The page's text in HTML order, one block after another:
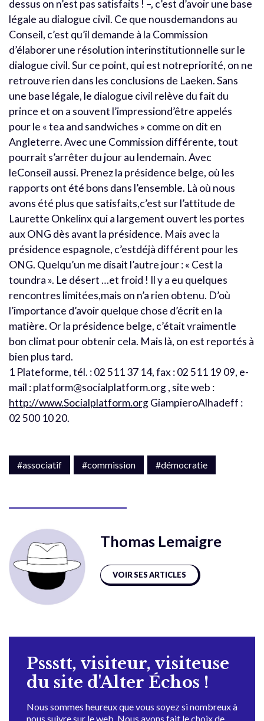
dessus on n’est pas satisfaits ! –, c’est d’avoir une base
légale au dialogue civil. Ce que nousdemandons au
Conseil, c’est qu’il demande à la Commission
d’élaborer une résolution interinstitutionnelle sur le
dialogue civil. Sur ce point, qui est notrepriorité, on ne
retrouve rien dans les conclusions de Laeken. Sans
une base légale, le dialogue civil relève du fait du
prince et on a souvent l’impressiond’être appelés
pour le « tea and sandwiches » comme on dit en
Angleterre. Avec une Commission différente, tout
pourrait s’arrêter du jour au lendemain. Avec
leConseil aussi. Prenez la présidence belge, où les
rapports ont été bons dans l’ensemble. Là où nous
avons été plus que satisfaits,c’est sur l’attitude de
Laurette Onkelinx qui a largement ouvert les portes
aux ONG dès avant la présidence. Mais avec la
présidence espagnole, c’estdéjà différent pour les
ONG. Quelqu’un me disait l’autre jour : « Cest la
toundra ». Le désert …et froid ! Il y a eu quelques
rencontres limitées,mais on n’a rien obtenu. D’où
l’importance d’avoir quelque chose d’écrit en la
matière. Or la présidence belge, c’était vraimentle
bon climat pour obtenir cela. Mais là, on est reportés à
bien plus tard.
1 Plateforme, tél. : 02 511 37 14, fax : 02 511 19 09, e-
mail : platform@socialplatform.org , site web :
http://www.Socialplatform.orgGiampieroAlhadeff :
02 500 10 20.
#associatif #commission #démocratie
Thomas Lemaigre
VOIR SES ARTICLES
Pssstt, visiteur, visiteuse
du site d'Alter Échos !
Nous sommes heureux que vous soyez si nombreux à
nous suivre sur le web. Nous avons fait le choix de